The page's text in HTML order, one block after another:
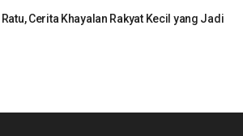
Cerita Khayalan Rakyat Kecil yang Jadi